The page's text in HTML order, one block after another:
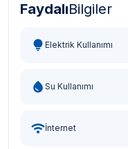
Türk Lirası - TL
FaydalıBilgiler
Elektrik Kullanımı
Su Kullanımı
İnternet